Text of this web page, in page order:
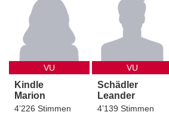
VU
Kindle
Marion
4’226 Stimmen
VU
Schädler
Leander
4’139 Stimmen